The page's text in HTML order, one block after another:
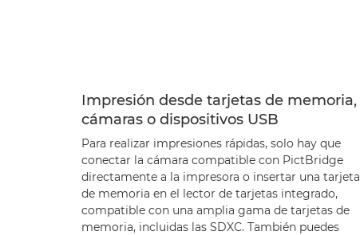
Impresión desde tarjetas de memoria,
cámaras o dispositivos USB
Para realizar impresiones rápidas, solo hay que
conectar la cámara compatible con PictBridge
directamente a la impresora o insertar una tarjeta
de memoria en el lector de tarjetas integrado,
compatible con una amplia gama de tarjetas de
memoria, incluidas las SDXC. También puedes